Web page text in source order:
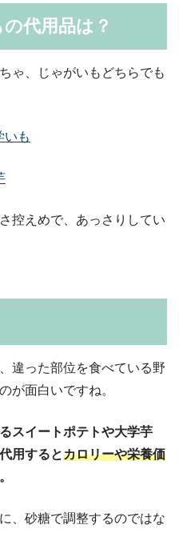
代用品は？
ゃ、じゃがいもどちらでも
も
控えめで、あっさりしてい
違った部位を食べている野
が面白いですね。
スイートポテトや大学芋
用するとカロリーや栄養価
、砂糖で調整するのではな